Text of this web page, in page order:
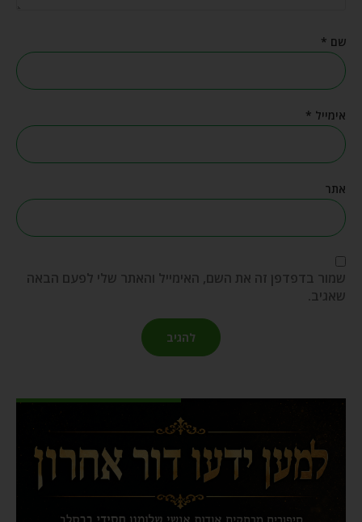
שם *
אימייל *
אתר
שמור בדפדפן זה את השם, האימייל והאתר שלי לפעם הבאה
שאגיב.